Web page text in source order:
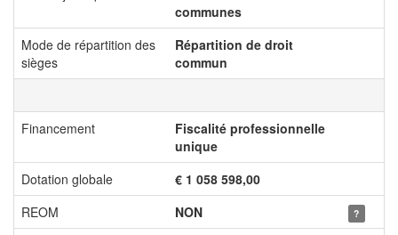
communes
Mode de répartition des
sièges
Répartition de droit
commun
Financement
Fiscalité professionnelle
unique
Dotation globale
€ 1 058 598,00
REOM
NON ?